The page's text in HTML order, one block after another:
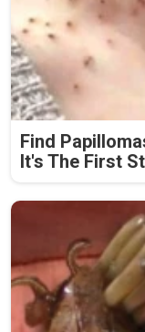
Find
It's The First